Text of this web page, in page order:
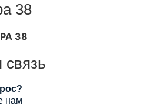
38
38
связь
нам